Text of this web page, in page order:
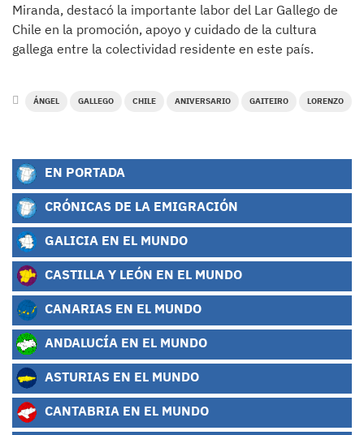
Miranda, destacó la importante labor del Lar Gallego de
Chile en la promoción, apoyo y cuidado de la cultura
gallega entre la colectividad residente en este país.
ÁNGEL GALLEGO CHILE ANIVERSARIO GAITEIRO LORENZO
EN PORTADA
CRÓNICAS DE LA EMIGRACIÓN
GALICIA EN EL MUNDO
CASTILLA Y LEÓN EN EL MUNDO
CANARIAS EN EL MUNDO
ANDALUCÍA EN EL MUNDO
ASTURIAS EN EL MUNDO
CANTABRIA EN EL MUNDO